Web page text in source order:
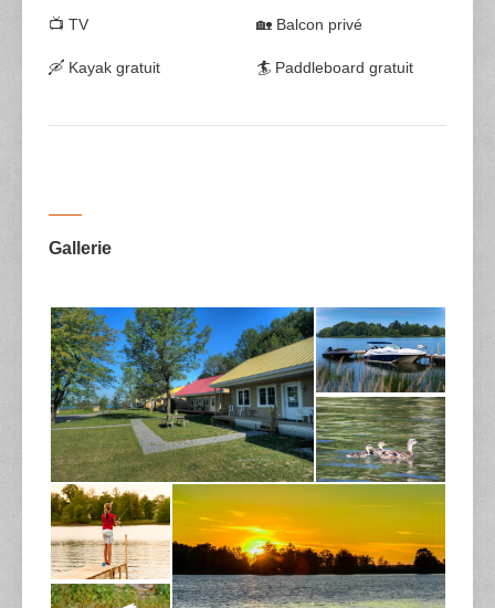
📺 TV 🏡 Balcon privé
🛶 Kayak gratuit 🏄 Paddleboard gratuit
Gallerie